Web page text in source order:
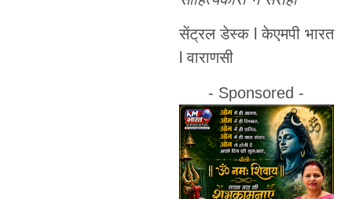
सेंट्रल डेस्क l केएमपी भारत
l वाराणसी
- Sponsored -